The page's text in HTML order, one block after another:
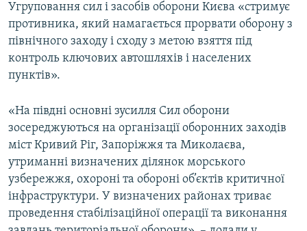
Угруповання сил і засобів оборони Києва «стримує
противника, який намагається прорвати оборону з
північного заходу і сходу з метою взяття під
контроль ключових автошляхів і населених
пунктів».
«На півдні основні зусилля Сил оборони
зосереджуються на організації оборонних заходів
міст Кривий Ріг, Запоріжжя та Миколаєва,
утриманні визначених ділянок морського
узбережжя, охороні та обороні об’єктів критичної
інфраструктури. У визначених районах триває
проведення стабілізаційної операції та виконання